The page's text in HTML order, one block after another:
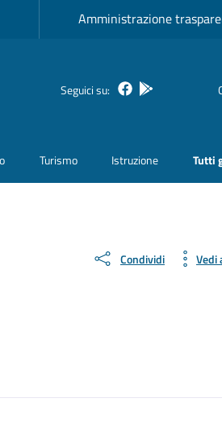
Amministrazione
Seguici su: FacebookBosa inApp
Turismo Istruzione Tutti
Condividi Vedi